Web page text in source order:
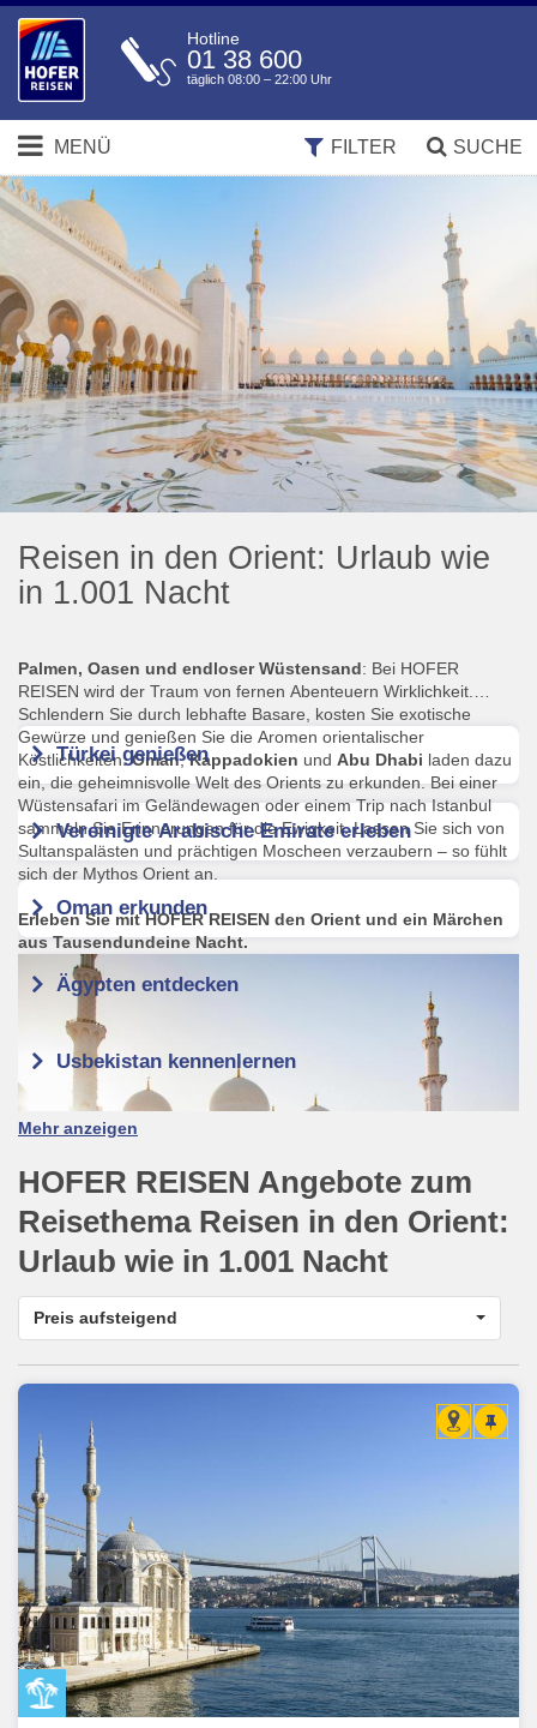
Hotline
01 38 600
täglich 08:00 – 22:00 Uhr
MENÜ SUCHE
FILTER
Reisen in den Orient: Urlaub wie
in 1.001 Nacht
Palmen, Oasen und endloser Wüstensand: Bei HOFER
REISEN wird der Traum von fernen Abenteuern Wirklichkeit.
Schlendern Sie durch lebhafte Basare, kosten Sie exotische
Gewürze und genießen Sie die Aromen orientalischer
Köstlichkeiten.Oman,Kappadokien und Abu Dhabi laden dazu
ein, die geheimnisvolle Welt des Orients zu erkunden. Bei einer
Wüstensafari im Geländewagen oder einem Trip nach Istanbul
sammeln Sie Erinnerungen für die Ewigkeit. Lassen Sie sich von
Sultanspalästen und prächtigen Moscheen verzaubern – so fühlt
sich der Mythos Orient an.
Erleben Sie mit HOFER REISEN den Orient und ein Märchen
aus Tausendundeine Nacht.
Türkei genießen
Vereinigte Arabische Emirate erleben
Oman erkunden
Ägypten entdecken
Usbekistan kennenlernen
Mehr anzeigen
HOFER REISEN Angebote zum
Reisethema Reisen in den Orient:
Urlaub wie in 1.001 Nacht
Preis aufsteigend